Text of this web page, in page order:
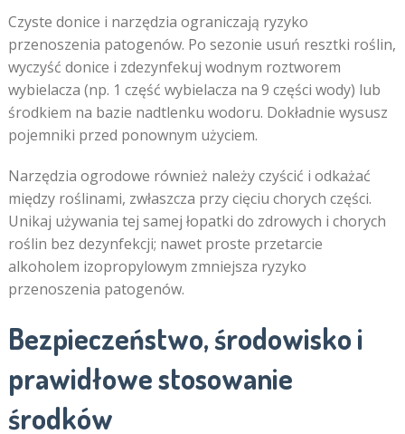
Czyste donice i narzędzia ograniczają ryzyko
przenoszenia patogenów. Po sezonie usuń resztki roślin,
wyczyść donice i zdezynfekuj wodnym roztworem
wybielacza (np. 1 część wybielacza na 9 części wody) lub
środkiem na bazie nadtlenku wodoru. Dokładnie wysusz
pojemniki przed ponownym użyciem.
Narzędzia ogrodowe również należy czyścić i odkażać
między roślinami, zwłaszcza przy cięciu chorych części.
Unikaj używania tej samej łopatki do zdrowych i chorych
roślin bez dezynfekcji; nawet proste przetarcie
alkoholem izopropylowym zmniejsza ryzyko
przenoszenia patogenów.
Bezpieczeństwo, środowisko i
prawidłowe stosowanie
środków